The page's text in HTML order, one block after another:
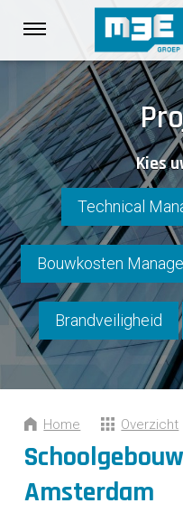
links
Spring
naar
de
inhoud
Spring
naar
navigatie
HOME
DIENSTEN
PROJECTEN
OVER M3E
NIEUWS
CONTACT
Kies
Technical
Bouwkosten
Brandveiligheid
Home Overzicht
Amsterdam